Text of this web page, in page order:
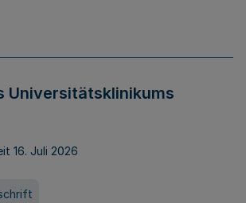
Universitätsklinikums
16. Juli 2026